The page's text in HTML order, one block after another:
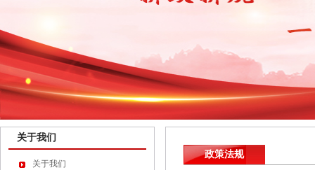
关于我们
关于我们
政策法规